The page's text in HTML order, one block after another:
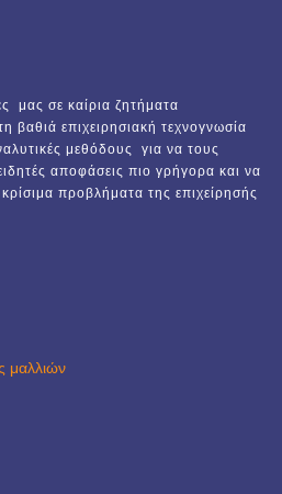
μας σε καίρια ζητήματα
βαθιά επιχειρησιακή τεχνογνωσία
μεθόδους για να τους
αποφάσεις πιο γρήγορα και να
προβλήματα της επιχείρησής
μαλλιών